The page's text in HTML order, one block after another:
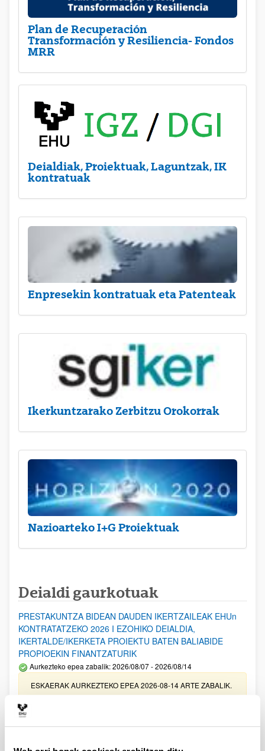
Plan de Recuperación
Transformación y Resiliencia- Fondos
MRR
Deialdiak, Proiektuak, Laguntzak, IK
kontratuak
Enpresekin kontratuak eta Patenteak
Ikerkuntzarako Zerbitzu Orokorrak
Nazioarteko I+G Proiektuak
Deialdi gaurkotuak
PRESTAKUNTZA BIDEAN DAUDEN IKERTZAILEAK EHUn
KONTRATATZEKO 2026 I EZOHIKO DEIALDIA,
IKERTALDE/IKERKETA PROIEKTU BATEN BALIABIDE
PROPIOEKIN FINANTZATURIK
Aurkezteko epea zabalik: 2026/08/07 - 2026/08/14
ESKAERAK AURKEZTEKO EPEA 2026-08-14 ARTE ZABALIK.
UPV/EHUn Azpiegitura Zientifikoa eta Funts Bibliografikoak
erosi eta berritzeko laguntzak 2026